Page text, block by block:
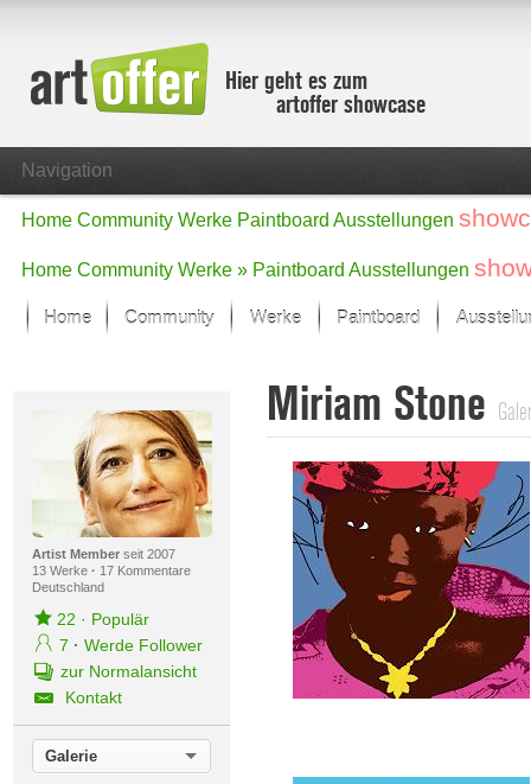
Hier geht es zum
artoffer showcase
Navigation
Home Community Werke Paintboard Ausstellungen
Home Community Werke » Paintboard Ausstellungen
Home Community Werke
Der letzte Monat im Fokus
Alle Fokus-Werke
Standard-Ansicht
Fokus-Werke
Neue Werke – Auswahl
Alle neuen Werke
Paintboard
Artist Memberseit 2007
13 Werke · 17 Kommentare
Deutschland
22 · Populär
7 · Werde Follower
zur Normalansicht
Kontakt
Galerie
Miriam Stone